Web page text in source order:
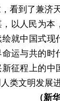
看到了兼济
以人民为本
就中国式现
运与共的时
征程上的中
类文明发展
（新